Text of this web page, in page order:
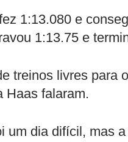
1:13.080 e
1:13.75 e
treinos livres para
Haas falaram.
um dia difícil, mas